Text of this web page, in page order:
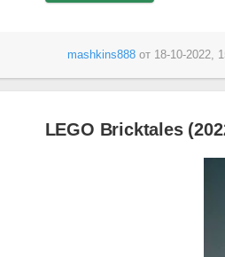
mashkins888от 18-10-2022,
LEGO Bricktales